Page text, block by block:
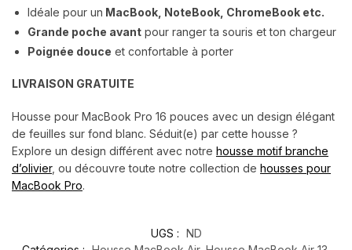
Idéale pour un MacBook, NoteBook, ChromeBook etc.
Grande poche avant pour ranger ta souris et ton chargeur
Poignée douce et confortable à porter
LIVRAISON GRATUITE
Housse pour MacBook Pro 16 pouces avec un design élégant
de feuilles sur fond blanc. Séduit(e) par cette housse ?
Explore un design différent avec notre housse motif branche
d’olivier, ou découvre toute notre collection de housses pour
MacBook Pro.
UGS : ND